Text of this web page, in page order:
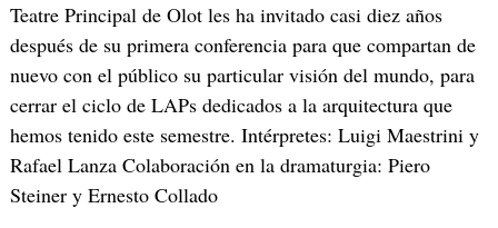
Teatre Principal de Olot les ha invitado casi diez años
después de su primera conferencia para que compartan de
nuevo con el público su particular visión del mundo, para
cerrar el ciclo de LAPs dedicados a la arquitectura que
hemos tenido este semestre. Intérpretes: Luigi Maestrini y
Rafael Lanza Colaboración en la dramaturgia: Piero
Steiner y Ernesto Collado